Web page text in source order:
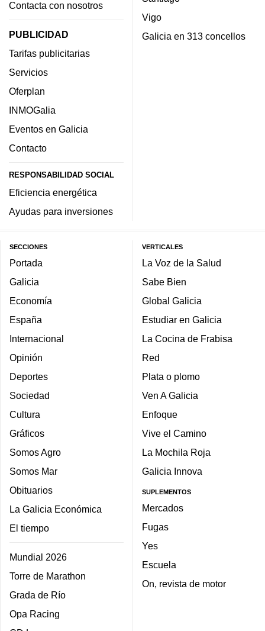
Contacta con nosotros
PUBLICIDAD
Tarifas publicitarias
Servicios
Oferplan
INMOGalia
Eventos en Galicia
Contacto
RESPONSABILIDAD SOCIAL
Eficiencia energética
Ayudas para inversiones
Vigo
Galicia en 313 concellos
SECCIONES
Portada
Galicia
Economía
España
Internacional
Opinión
Deportes
Sociedad
Cultura
Gráficos
Somos Agro
Somos Mar
Obituarios
La Galicia Económica
El tiempo
Mundial 2026
Torre de Marathon
Grada de Río
Opa Racing
VERTICALES
La Voz de la Salud
Sabe Bien
Global Galicia
Estudiar en Galicia
La Cocina de Frabisa
Red
Plata o plomo
Ven A Galicia
Enfoque
Vive el Camino
La Mochila Roja
Galicia Innova
SUPLEMENTOS
Mercados
Fugas
Yes
Escuela
On, revista de motor